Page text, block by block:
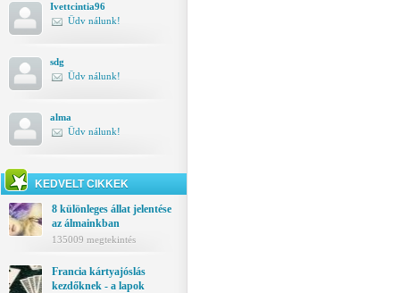
Ivettcintia96
Üdv nálunk!
sdg
Üdv nálunk!
alma
Üdv nálunk!
KEDVELT CIKKEK
8 különleges állat jelentése
az álmainkban
135009 megtekintés
Francia kártyajóslás
kezdőknek - a lapok